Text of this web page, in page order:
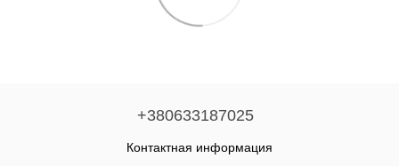
+380633187025
Контактная информация